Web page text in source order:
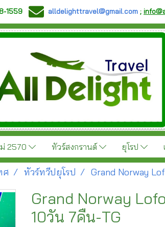
1559 alldelighttravel@gmail.com ;
2570 ทัวร์สงกรานต์ ยุโรป
ศ ทัวร์ทวีปยุโรป Grand Norway
Grand Norway
10วัน 7คืน-TG